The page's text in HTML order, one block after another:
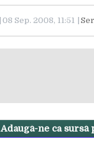
08 Sep. 2008, 11:51
Adaugă-ne ca